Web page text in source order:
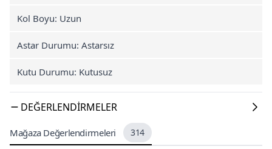
Kol Boyu: Uzun
Astar Durumu: Astarsız
Kutu Durumu: Kutusuz
DEĞERLENDIRMELER
Mağaza Değerlendirmeleri 314